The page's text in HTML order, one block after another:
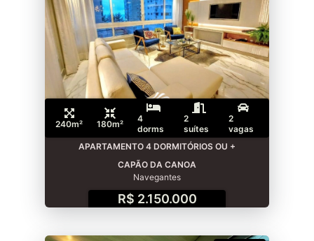
240m² 180m²
4
dorms
2
suítes
2
vagas
APARTAMENTO 4 DORMITÓRIOS OU +
CAPÃO DA CANOA
Navegantes
R$ 2.150.000